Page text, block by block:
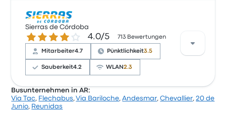
oft über WLAN. Ticketpreise von Via Bariloche für
diese Reise beginnen bei 16 €
Acuerdo de Tucuman bietet 1 tägliche Abfahrten an,
und Tickets findest du ab 14 €. Die schnellste Fahrt
dauert etwa 2 Stunden 25 Minuten. Acuerdo de
Sierras de Córdoba
4.0 von 5 Sternen4.0/5 713 Bewertungen
Mitarbeiter4.7 Pünktlichkeit3.5
Sauberkeit4.2 WLAN2.3
Basierend auf 713 Bewertungen wurde das
Busunternehmen in AR:
Via Tac, Flechabus,Via Bariloche,Andesmar,Chevallier,20 de
Junio, Reunidas